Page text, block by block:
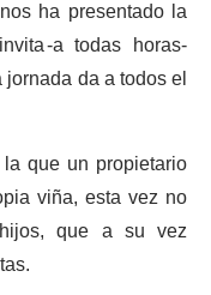
ha presentado la
-a todas horas-
da a todos el
que un propietario
viña, esta vez no
que a su vez